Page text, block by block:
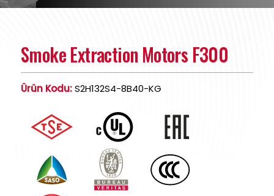
Smoke Extraction Motors F300
Ürün Kodu:S2H132S4-8B40-KG